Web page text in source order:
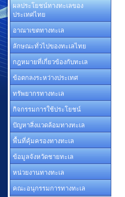
ผลประโยชน์ทางทะเลของ
ประเทศไทย
อาณาเขตทางทะเล
ลักษณะทั่วไปของทะเลไทย
กฎหมายที่เกี่ยวข้องกับทะเล
ข้อตกลงระหว่างประเทศ
ทรัพยากรทางทะเล
กิจกรรมการใช้ประโยชน์
ปัญหาสิ่งแวดล้อมทางทะเล
พื้นที่คุ้มครองทางทะเล
ข้อมูลจังหวัดชายทะเล
หน่วยงานทางทะเล
คณะอนุกรรมการทางทะเล